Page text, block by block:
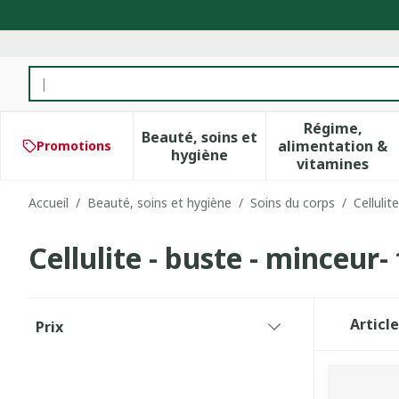
Rechercher
Promotions
Beauté, soins et
hygièneAfficher le sous-menu pour
Régime,
alimentation &
vitamines
Afficher
Accueil / Beauté, soins et hygiène / Soins du corps /
Cellulite - buste -
Prix